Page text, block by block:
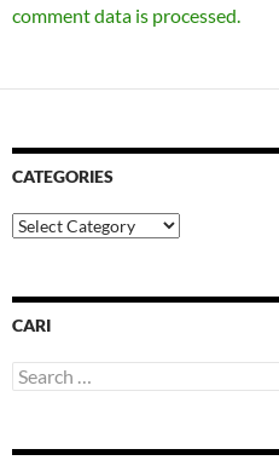
comment data is processed.
CATEGORIES
Categories
CARI
Search
for: